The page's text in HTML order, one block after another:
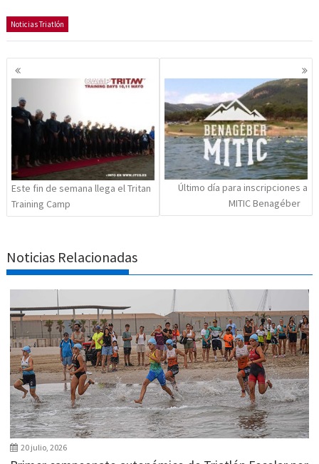
Noticias Triatlón
Navegación
de
entradas
Este fin de semana llega el Tritan
Training Camp
Último día para inscripciones a
MITIC Benagéber
Noticias Relacionadas
20 julio, 2026